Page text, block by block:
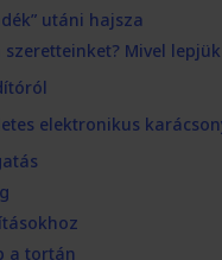
utáni hajsza
Mivel
elektronikus
a tortán